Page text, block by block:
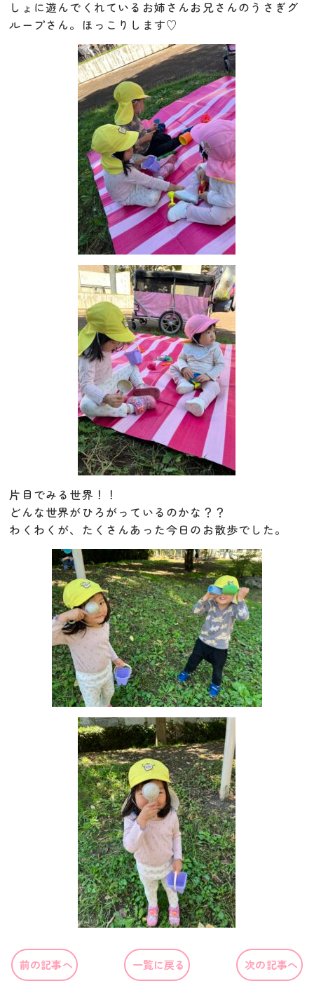
しょに遊んでくれているお姉さんお兄さんのうさぎグ
ループさん。ほっこりします♡
片目でみる世界！！
どんな世界がひろがっているのかな？？
わくわくが、たくさんあった今日のお散歩でした。
前の記事へ 一覧に戻る 次の記事へ